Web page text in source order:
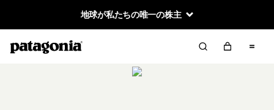
地球が私たちの唯一の株主